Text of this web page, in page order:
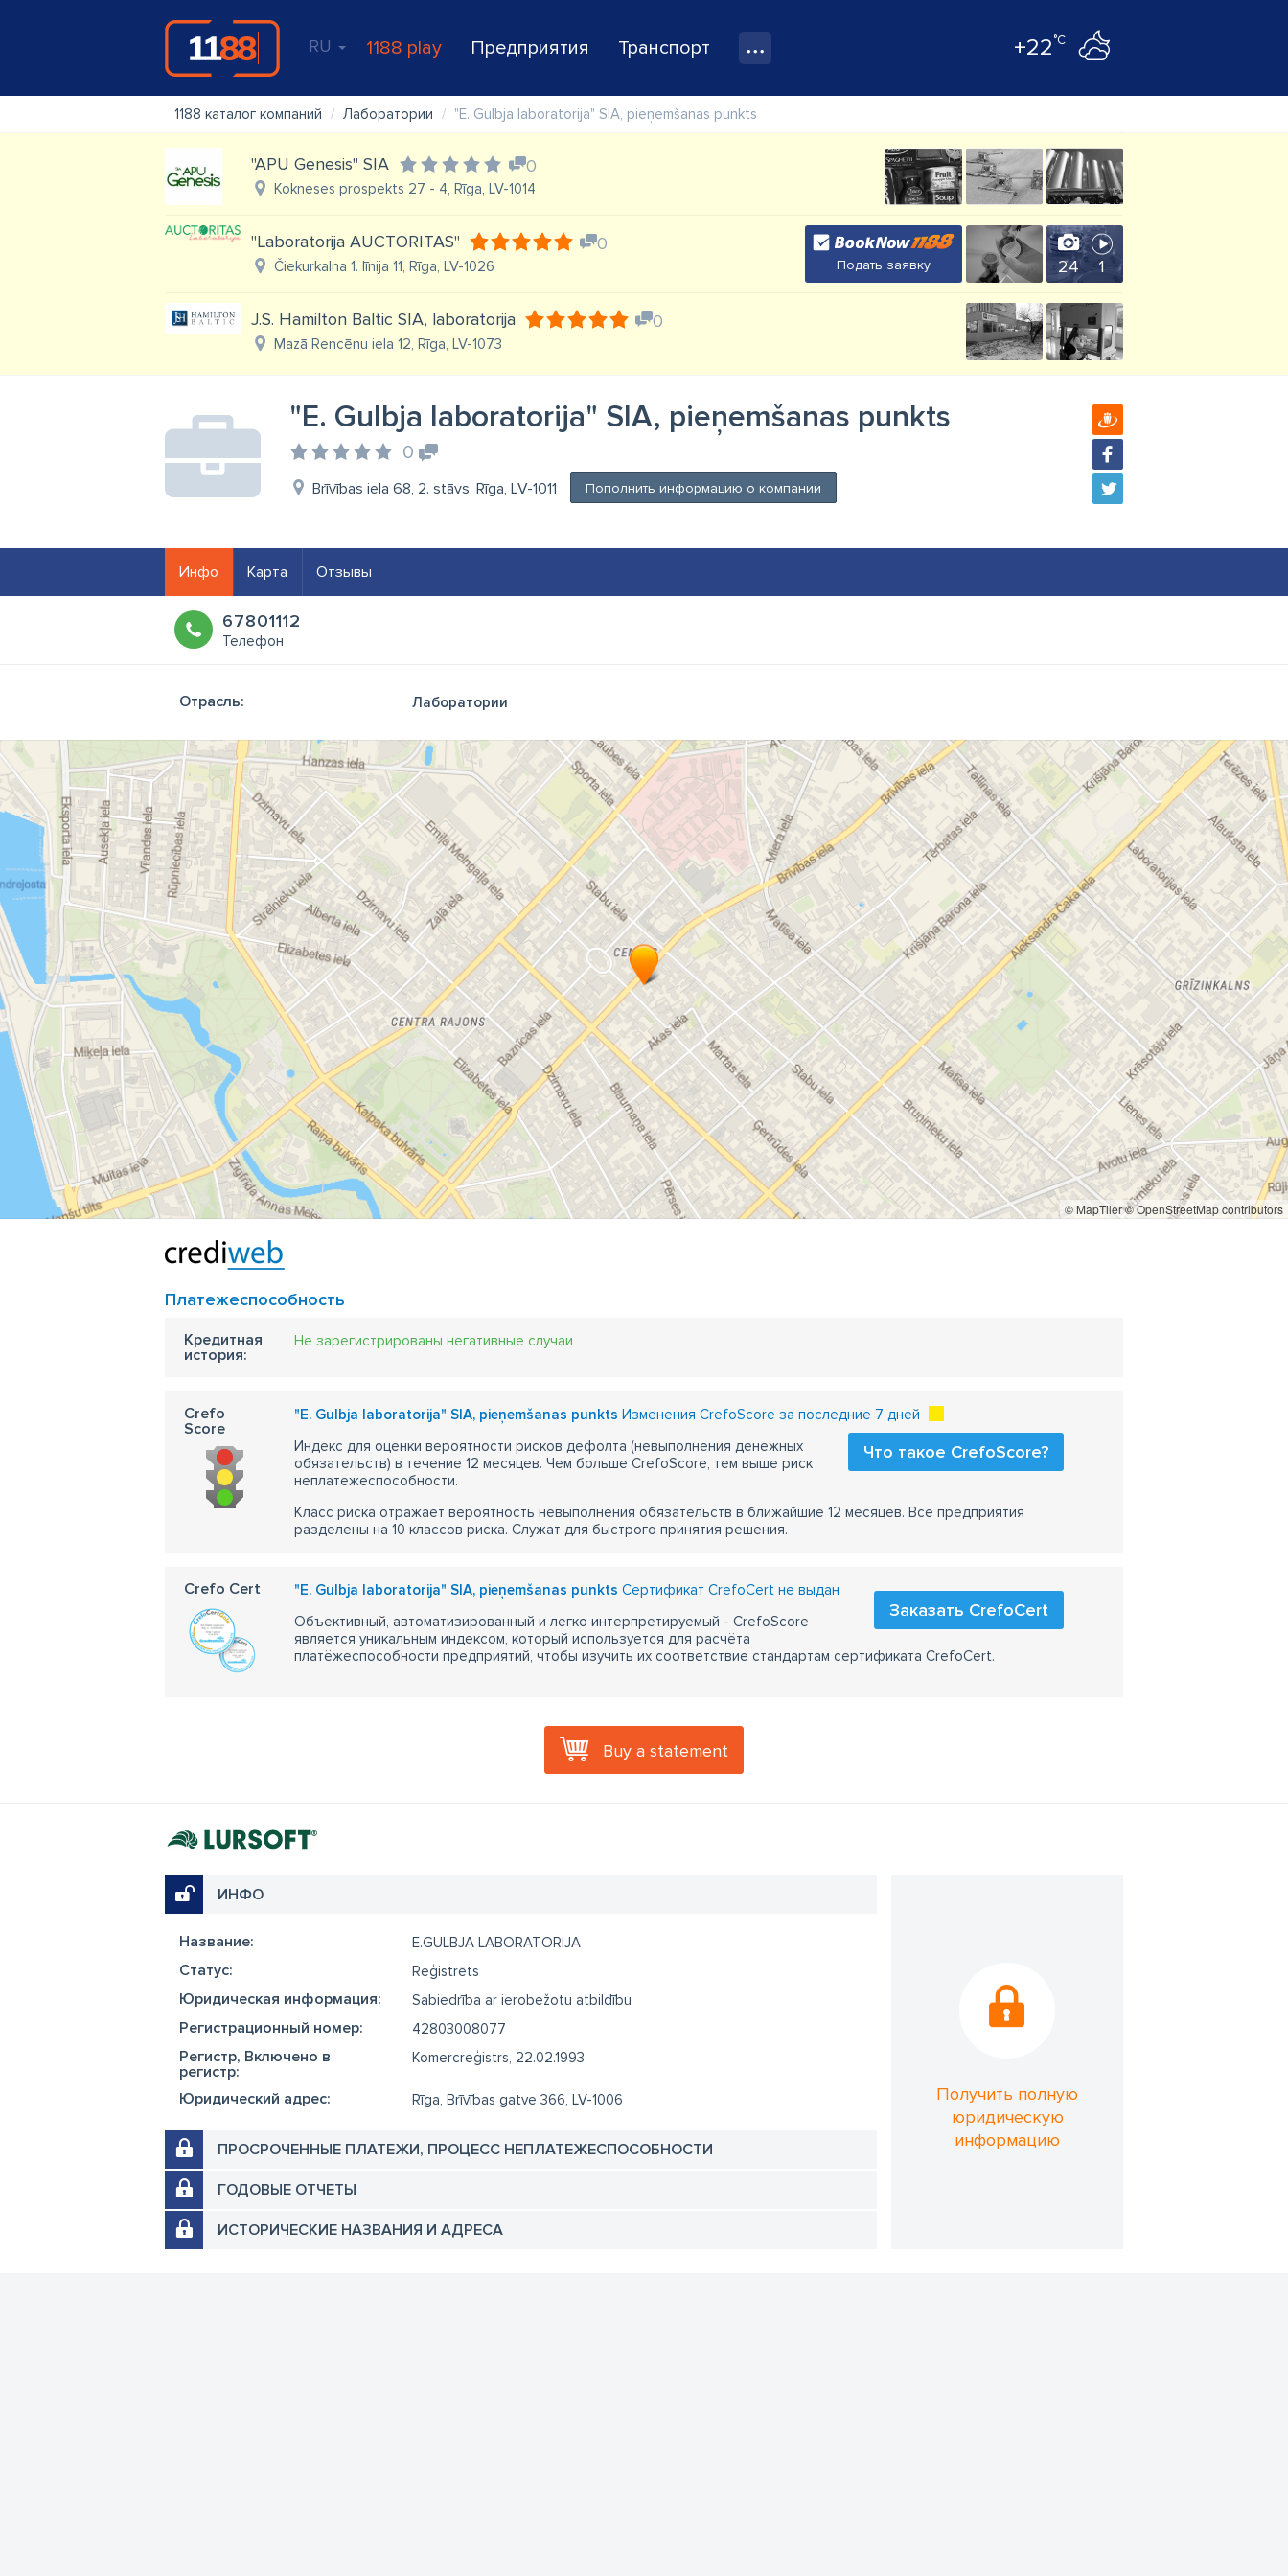
RU 1188 play Предприятия Транспорт +22°C
1188 каталог компаний Лаборатории "E. Gulbja laboratorija" SIA, pieņemšanas punkts
"APU Genesis" SIA 0
Kokneses prospekts 27 - 4, Rīga, LV-1014
"Laboratorija AUCTORITAS" 0
Čiekurkalna 1. līnija 11, Rīga, LV-1026 Подать заявку 24 1
J.S. Hamilton Baltic SIA, laboratorija 0
Mazā Rencēnu iela 12, Rīga, LV-1073
"E. Gulbja laboratorija" SIA, pieņemšanas punkts
0
Brīvības iela 68, 2. stāvs, Rīga, LV-1011 Пополнить информацию о компании
Инфо Карта Отзывы
67801112
Телефон
Отрасль: Лаборатории
© MapTiler© OpenStreetMap contributors
Платежеспособность
Кредитная
история:
Не зарегистрированы негативные случаи
Crefo
Score
"E. Gulbja laboratorija" SIA, pieņemšanas punkts Изменения CrefoScore за последние 7 дней
Что такое CrefoScore?
Индекс для оценки вероятности рисков дефолта (невыполнения денежных
обязательств) в течение 12 месяцев. Чем больше CrefoScore, тем выше риск
неплатежеспособности.
Класс риска отражает вероятность невыполнения обязательств в ближайшие 12 месяцев. Все предприятия
разделены на 10 классов риска. Служат для быстрого принятия решения.
Crefo Cert "E. Gulbja laboratorija" SIA, pieņemšanas punkts Сертификат CrefoCert не выдан
Заказать CrefoCert
Объективный, автоматизированный и легко интерпретируемый - CrefoScore
является уникальным индексом, который используется для расчёта
платёжеспособности предприятий, чтобы изучить их соответствие стандартам сертификата CrefoCert.
Buy a statement
ИНФО
Название: E.GULBJA LABORATORIJA
Cтатус: Reģistrēts
Юридическая информация: Sabiedrība ar ierobežotu atbildību
Регистрационный номер: 42803008077
Регистр, Включено в
регистр:
Komercreģistrs, 22.02.1993
Юридический адрес: Rīga, Brīvības gatve 366, LV-1006
ПРОСРОЧЕННЫЕ ПЛАТЕЖИ, ПРОЦЕСС НЕПЛАТЕЖЕСПОСОБНОСТИ
ГОДОВЫЕ ОТЧЕТЫ
ИСТОРИЧЕСКИЕ НАЗВАНИЯ И АДРЕСА
Получить полную
юридическую
информацию